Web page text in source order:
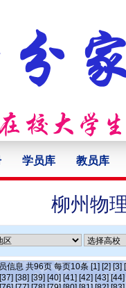
学员库 教员库
柳州物
信息 共96页 每页10条 [1] [2] [3]
[37] [38] [39] [40] [41] [42] [43] [44]